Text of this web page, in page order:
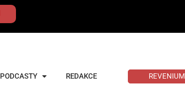
PODCASTY REDAKCE REVENIUM